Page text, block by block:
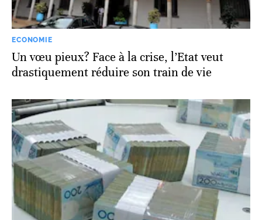
ECONOMIE
Un vœu pieux? Face à la crise, l’Etat veut
drastiquement réduire son train de vie